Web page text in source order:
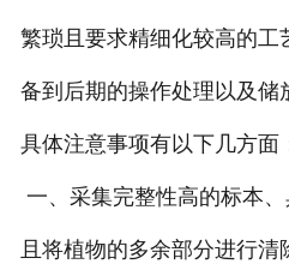
繁琐且要求精细化较高的工
备到后期的操作处理以及储
具体注意事项有以下几方面
一、采集完整性高的标本
且将植物的多余部分进行清